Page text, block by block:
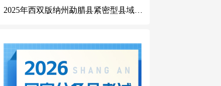
2025年西双版纳州勐腊县紧密型县域医共体招聘编外人员公告